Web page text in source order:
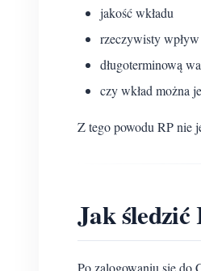
jakość wkładu
rzeczywisty wpływ
długoterminową
czy wkład można
Z tego powodu RP nie
Jak śledzić